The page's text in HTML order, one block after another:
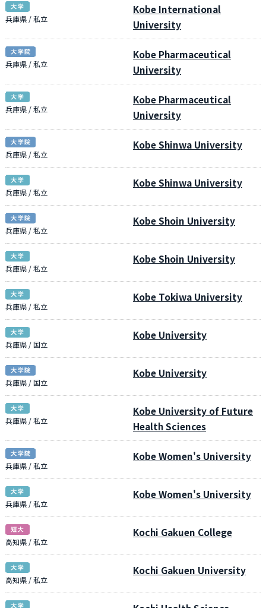
兵庫県 / 私立
Kobe International
University
兵庫県 / 私立
Kobe Pharmaceutical
University
兵庫県 / 私立
Kobe Pharmaceutical
University
兵庫県 / 私立
Kobe Shinwa University
兵庫県 / 私立
Kobe Shinwa University
兵庫県 / 私立
Kobe Shoin University
兵庫県 / 私立
Kobe Shoin University
兵庫県 / 私立
Kobe Tokiwa University
兵庫県 / 国立
Kobe University
兵庫県 / 国立
Kobe University
兵庫県 / 私立
Kobe University of Future
Health Sciences
兵庫県 / 私立
Kobe Women's University
兵庫県 / 私立
Kobe Women's University
高知県 / 私立
Kochi Gakuen College
高知県 / 私立
Kochi Gakuen University